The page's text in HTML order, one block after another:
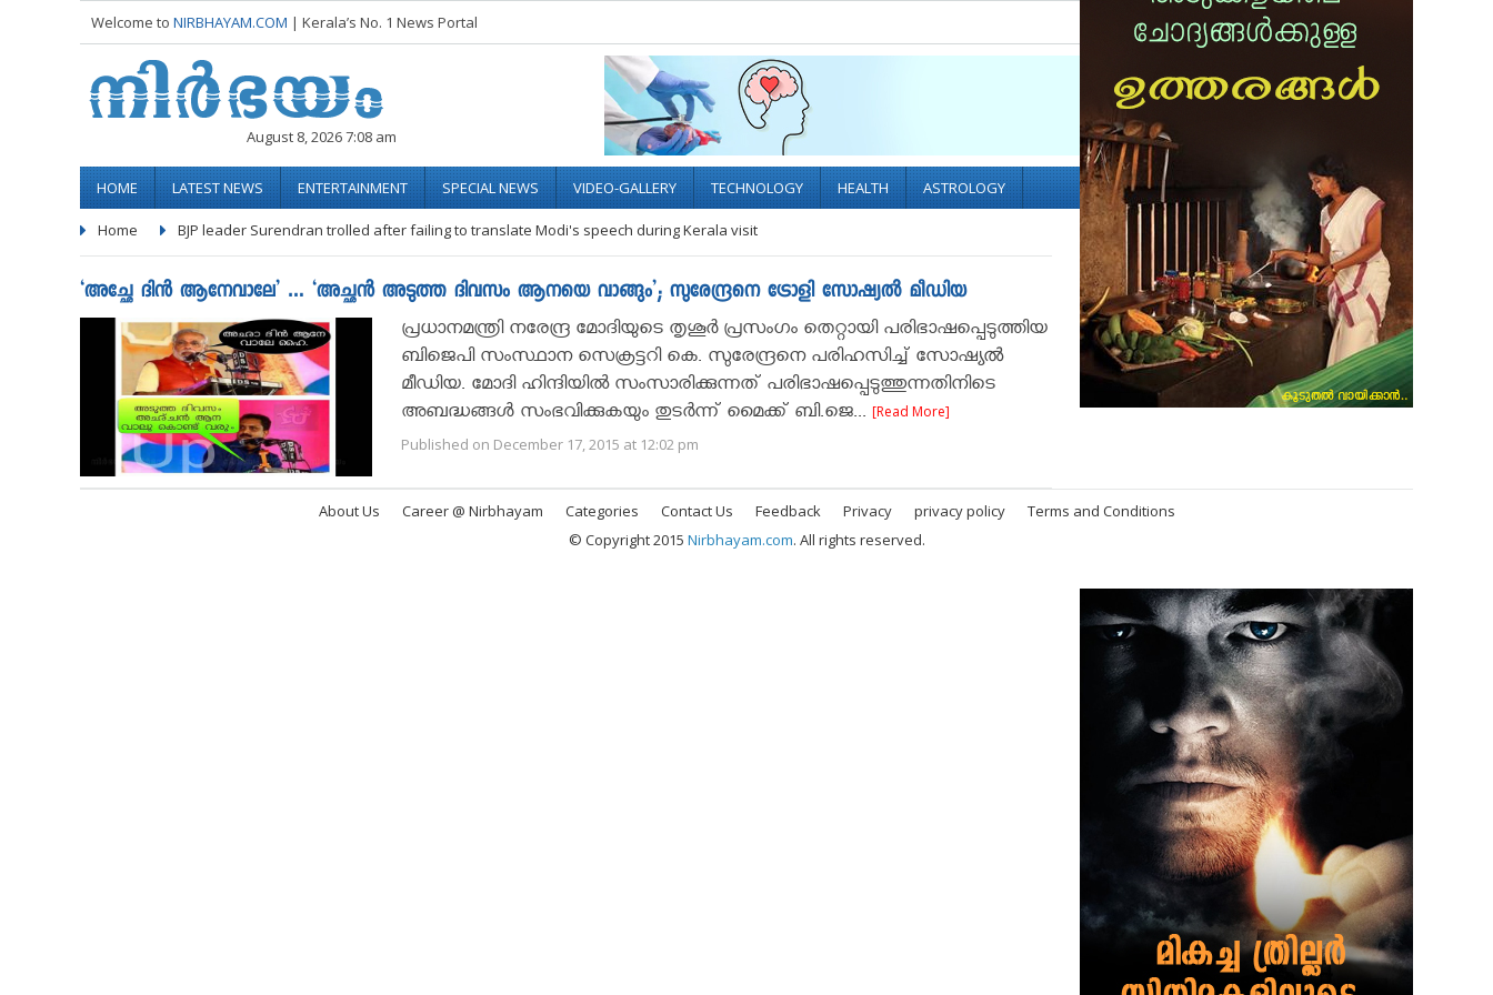
Welcome to NIRBHAYAM.COM | Kerala’s No. 1 News Portal Socialize with us
August 8, 2026 7:08 am
HOME LATEST NEWS ENTERTAINMENT SPECIAL NEWS VIDEO-GALLERY TECHNOLOGY HEALTH ASTROLOGY
Home BJP leader Surendran trolled after failing to translate Modi's speech during Kerala visit
‘അച്ഛേ ദിന്‍ ആനേവാലേ’ … ‘അച്ഛന്‍ അടുത്ത ദിവസം ആനയെ വാങ്ങും’; സുരേന്ദ്രനെ ട്രോളി സോഷ്യല്‍ മീഡിയ
പ്രധാനമന്ത്രി നരേന്ദ്ര മോദിയുടെ തൃശൂര്‍ പ്രസംഗം തെറ്റായി പരിഭാഷപ്പെടുത്തിയ
ബിജെപി സംസ്ഥാന സെക്രട്ടറി കെ. സുരേന്ദ്രനെ പരിഹസിച്ച് സോഷ്യൽ
മീഡിയ. മോദി ഹിന്ദിയില്‍ സംസാരിക്കുന്നത് പരിഭാഷപ്പെടുത്തുന്നതിനിടെ
അബദ്ധങ്ങള്‍ സംഭവിക്കുകയും തുടര്‍ന്ന് മൈക്ക് ബി.ജെ... [Read More]
Published on December 17, 2015 at 12:02 pm
About Us Career @ Nirbhayam Categories Contact Us Feedback Privacy privacy policy
Terms and Conditions
© Copyright 2015 Nirbhayam.com. All rights reserved.